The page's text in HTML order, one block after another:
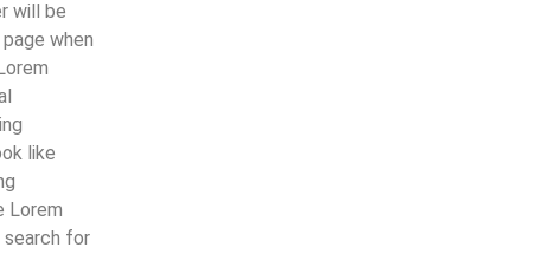
will be
when
like
Lorem
search for